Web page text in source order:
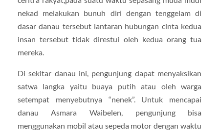
nekad melakukan bunuh diri dengan tenggelam di
dasar danau tersebut lantaran hubungan cinta kedua
insan tersebut tidak direstui oleh kedua orang tua
mereka.
Di sekitar danau ini, pengunjung dapat menyaksikan
satwa langka yaitu buaya putih atau oleh warga
setempat menyebutnya “nenek”. Untuk mencapai
danau Asmara Waibelen, pengunjung bisa
menggunakan mobil atau sepeda motor dengan waktu